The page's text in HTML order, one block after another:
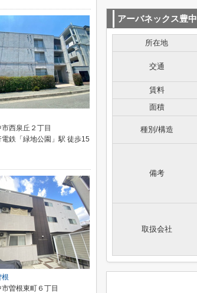
アーバネックス豊中
所在地
交通
賃料
面積
種別/構造
備考
取扱会社
西泉丘２丁目
鉄「緑地公園」駅 徒歩15
根
曽根東町６丁目